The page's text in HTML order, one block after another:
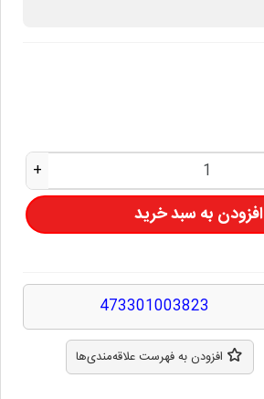
+
افزودن به سبد خرید
473301003823
افزودن به فهرست علاقه‌مندی‌ها